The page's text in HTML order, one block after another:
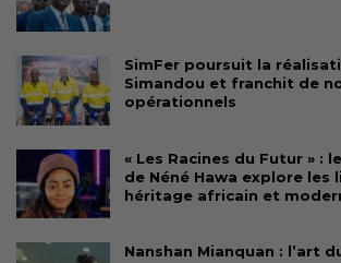
SimFer poursuit la
Simandou et franchit de
opérationnels
« Les Racines du Futur » :
de Néné Hawa explore les
héritage africain et
Nanshan Mianquan : l’art